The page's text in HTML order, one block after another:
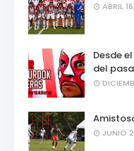
ABRIL
Desde
del
JUNIO